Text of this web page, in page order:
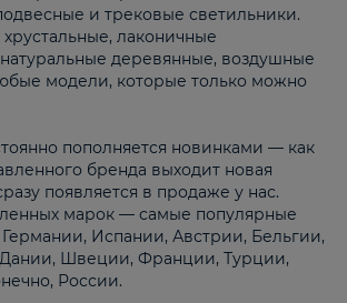
и трековые светильники.
лаконичные
деревянные, воздушные
модели, которые только можно
пополняется новинками — как
бренда выходит новая
появляется в продаже у нас.
марок — самые популярные
Испании, Австрии, Бельгии,
Швеции, Франции, Турции,
России.